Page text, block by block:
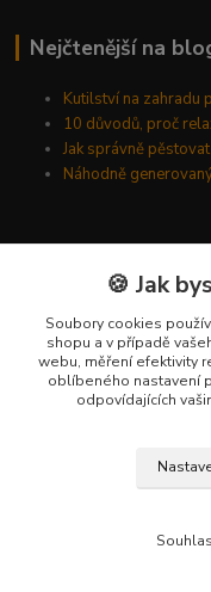
Nejčtenější na
Kutilství na zahradu
10 důvodů, proč
Jak správně
Náhodně
Plzeň, 312 00
+420
🍪 Jak
Soubory cookies
shopu a v případě
webu, měření efektivity
oblíbeného nastavení
odpovídajících